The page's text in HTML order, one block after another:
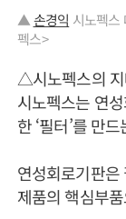
▲손경익 시노펙스
펙스>
△시노펙스의
시노펙스는 연
한 ‘필터’를 만
연성회로기판은
제품의 핵심부